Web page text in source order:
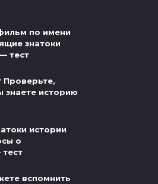
по имени
знатоки
тест
Проверьте,
знаете историю
истории
о
вспомнить